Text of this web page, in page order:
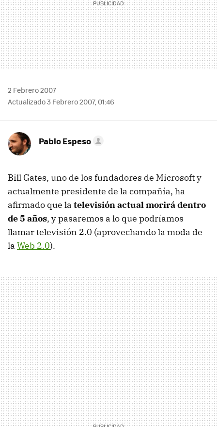
2 Febrero 2007
Actualizado 3 Febrero 2007, 01:46
Pablo Espeso
Bill Gates, uno de los fundadores de Microsoft y
actualmente presidente de la compañía, ha
afirmado que la televisión actual morirá dentro
de 5 años, y pasaremos a lo que podríamos
llamar televisión 2.0 (aprovechando la moda de
la Web 2.0).